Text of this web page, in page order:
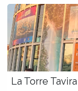
La Torre